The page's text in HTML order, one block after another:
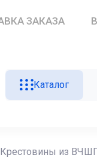
ЗАКАЗА
Каталог
Крестовины из